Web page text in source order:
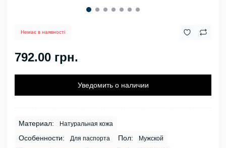
Немає в наявності
792.00 грн.
Уведомить о наличии
Материал: Натуральная кожа
Особенности: Для паспорта Пол: Мужской